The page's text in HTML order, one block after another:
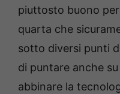
piuttosto buono
quarta che
sotto diversi punti
di puntare anche
abbinare la